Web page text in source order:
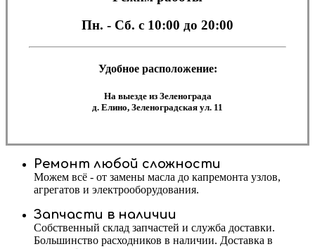
Пн. - Сб. с 10:00 до 20:00
Удобное расположение:
На выезде из Зеленограда
д. Елино, Зеленоградская ул. 11
Ремонт любой сложности
Можем всё - от замены масла до капремонта узлов,
агрегатов и электрооборудования.
Запчасти в наличии
Собственный склад запчастей и служба доставки.
Большинство расходников в наличии. Доставка в